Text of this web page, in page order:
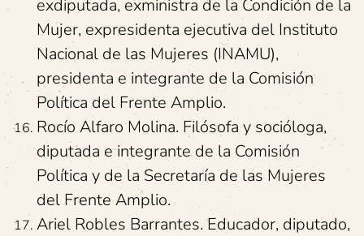
exdiputada, exministra de la Condición de la
Mujer, expresidenta ejecutiva del Instituto
Nacional de las Mujeres (INAMU),
presidenta e integrante de la Comisión
Política del Frente Amplio.
Rocío Alfaro Molina. Filósofa y socióloga,
diputada e integrante de la Comisión
Política y de la Secretaría de las Mujeres
del Frente Amplio.
Ariel Robles Barrantes. Educador, diputado,